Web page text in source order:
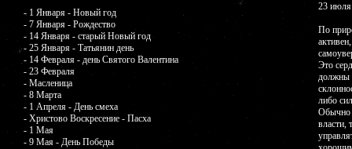
- 1 Января - Новый год
- 7 Января - Рождество
- 14 Января - старый Новый год
- 25 Января - Татьянин день
- 14 Февраля - день Святого Валентина
- 23 Февраля
- Масленица
- 8 Марта
- 1 Апреля - День смеха
- Христово Воскресение - Пасха
- 1 Мая
- 9 Мая - День Победы
23 июля
По
Это
должны
либо
Обычно
власти,